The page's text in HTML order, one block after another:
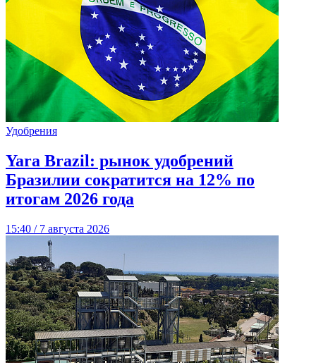
Удобрения
Yara Brazil: рынок удобрений
Бразилии сократится на 12% по
итогам 2026 года
15:40 / 7 августа 2026